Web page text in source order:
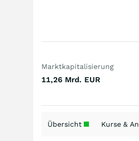
Marktkapitalisierung
11,26 Mrd. EUR
Übersicht Kurse &